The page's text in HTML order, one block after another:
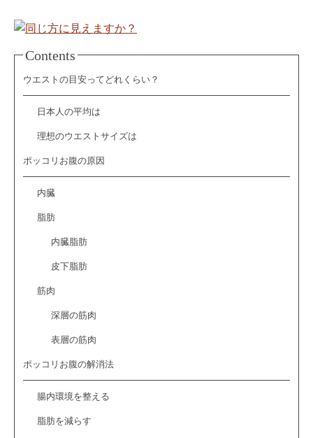
Contents
ウエストの目安ってどれくらい？
日本人の平均は
理想のウエストサイズは
ポッコリお腹の原因
内臓
脂肪
内臓脂肪
皮下脂肪
筋肉
深層の筋肉
表層の筋肉
ポッコリお腹の解消法
腸内環境を整える
脂肪を減らす